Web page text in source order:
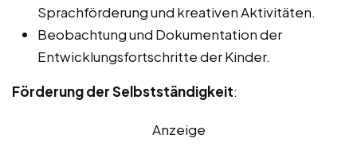
Sprachförderung und kreativen Aktivitäten.
Beobachtung und Dokumentation der
Entwicklungsfortschritte der Kinder.
Förderung der Selbstständigkeit:
Anzeige